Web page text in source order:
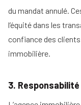
du mandat annulé.
l’équité dans les
confiance des clients
immobilière.
3.